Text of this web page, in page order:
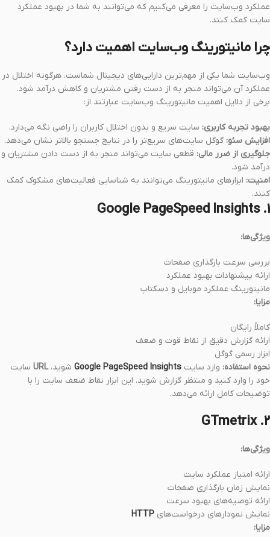
عملکرد وب‌سایت را معرفی می‌کنیم که می‌توانند به شما در بهبود عملکرد
سایت کمک کنند.
چرا مانیتورینگ وب‌سایت اهمیت دارد؟
وب‌سایت شما یکی از مهم‌ترین دارایی‌های دیجیتال شماست. هرگونه اختلال در
عملکرد آن می‌تواند منجر به از دست رفتن مشتریان و کاهش درآمد شود.
برخی از دلایل اهمیت مانیتورینگ وب‌سایت عبارتند از:
بهبود تجربه کاربری: سایت سریع و بدون اختلال کاربران را راضی نگه می‌دارد.
افزایش سئو: گوگل سایت‌های سریع‌تر را در نتایج جستجو بالاتر نشان می‌دهد.
جلوگیری از ضرر مالی: قطعی سایت می‌تواند منجر به از دست دادن مشتریان و
درآمد شود.
امنیت: ابزارهای مانیتورینگ می‌توانند به شناسایی فعالیت‌های مشکوک کمک
کنند.
۱. Google PageSpeed Insights
ویژگی‌ها:
بررسی سرعت بارگذاری صفحات
ارائه پیشنهادات بهبود عملکرد
مانیتورینگ عملکرد موبایل و دسکتاپ
مزایا:
کاملاً رایگان
ارائه گزارش دقیق از نقاط قوت و ضعف
ابزار رسمی گوگل
نحوه استفاده: وارد سایت Google PageSpeed Insights شوید،URL سایت
خود را وارد کنید و منتظر گزارش شوید. این ابزار نقاط ضعف سایت را با
توضیحات کامل ارائه می‌دهد.
۲. GTmetrix
ویژگی‌ها:
ارائه امتیاز عملکرد سایت
نمایش زمان بارگذاری صفحات
ارائه توصیه‌های بهبود سرعت
نمایش نمودارهای درخواست‌های HTTP
مزایا: